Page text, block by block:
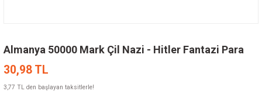
Almanya 50000 Mark Çil Nazi - Hitler Fantazi Para
30,98 TL
3,77 TL den başlayan taksitlerle!